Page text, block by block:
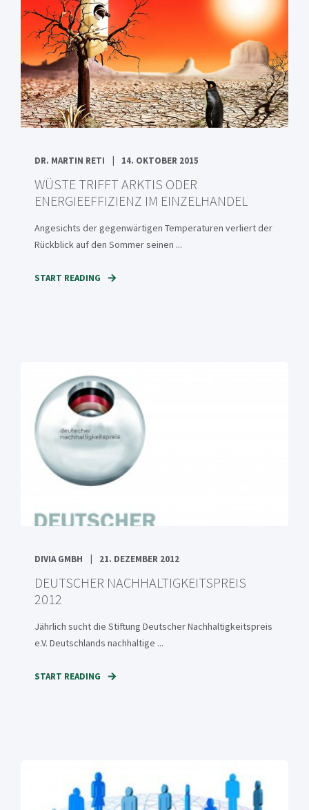
DR. MARTIN RETI 14. OKTOBER 2015
WÜSTE TRIFFT ARKTIS ODER
ENERGIEEFFIZIENZ IM EINZELHANDEL
Angesichts der gegenwärtigen Temperaturen verliert der
Rückblick auf den Sommer seinen ...
START READING
DIVIA GMBH 21. DEZEMBER 2012
DEUTSCHER NACHHALTIGKEITSPREIS
2012
Jährlich sucht die Stiftung Deutscher Nachhaltigkeitspreis
e.V. Deutschlands nachhaltige ...
START READING